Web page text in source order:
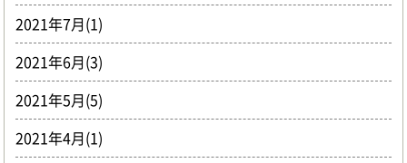
2021年7月(1)
2021年6月(3)
2021年5月(5)
2021年4月(1)